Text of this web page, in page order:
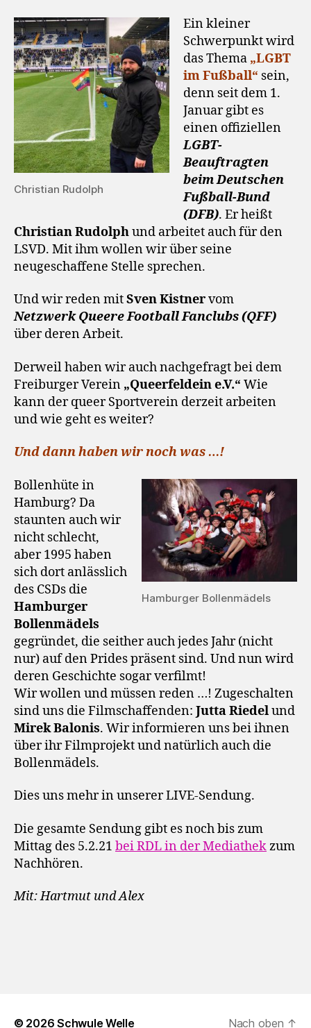
Christian Rudolph
Ein kleiner
Schwerpunkt wird
das Thema „LGBT
im Fußball“ sein,
denn seit dem 1.
Januar gibt es
einen offiziellen
LGBT-
Beauftragten
beim Deutschen
Fußball-Bund
(DFB). Er heißt
Christian Rudolphund arbeitet auch für den
LSVD. Mit ihm wollen wir über seine
neugeschaffene Stelle sprechen.
Und wir reden mitSven Kistnervom
Netzwerk Queere Football Fanclubs (QFF)
über deren Arbeit.
Derweil haben wir auch nachgefragt bei dem
Freiburger Verein „Queerfeldein e.V.“ Wie
kann der queer Sportverein derzeit arbeiten
und wie geht es weiter?
Und dann haben wir noch was …!
Hamburger Bollenmädels
Bollenhüte in
Hamburg? Da
staunten auch wir
nicht schlecht,
aber 1995 haben
sich dort anlässlich
des CSDs die
Hamburger
Bollenmädels
gegründet, die seither auch jedes Jahr (nicht
nur) auf den Prides präsent sind. Und nun wird
deren Geschichte sogar verfilmt!
Wir wollen und müssen reden …! Zugeschalten
sind uns die Filmschaffenden: Jutta Riedelund
Mirek Balonis. Wir informieren uns bei ihnen
über ihr Filmprojekt und natürlich auch die
Bollenmädels.
Dies uns mehr in unserer LIVE-Sendung.
Die gesamte Sendung gibt es noch bis zum
Mittag des 5.2.21 bei RDL in der Mediathekzum
Nachhören.
Mit: Hartmut und Alex
© 2026Schwule Welle Nach oben ↑